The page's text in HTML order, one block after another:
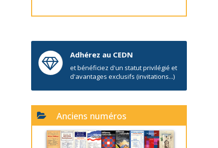
Adhérez au CEDN
et bénéficiez d'un statut privilégié et
d'avantages exclusifs (invitations...)
Anciens numéros